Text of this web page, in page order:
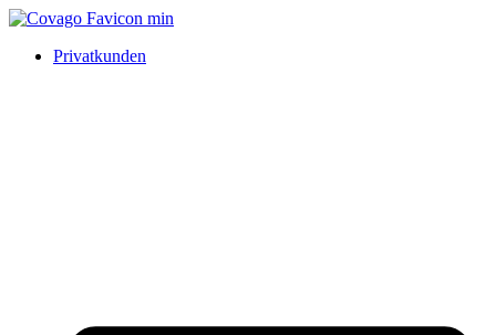
Privatkunden